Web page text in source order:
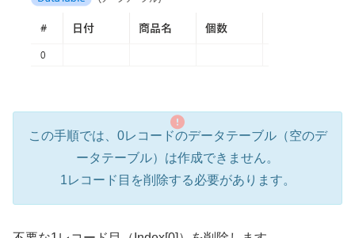
この手順では、0レコードのデータテーブル（空のデ
ータテーブル）は作成できません。
1レコード目を削除する必要があります。